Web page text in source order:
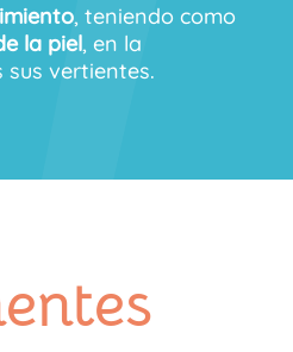
, teniendo como
la piel, en la
vertientes.